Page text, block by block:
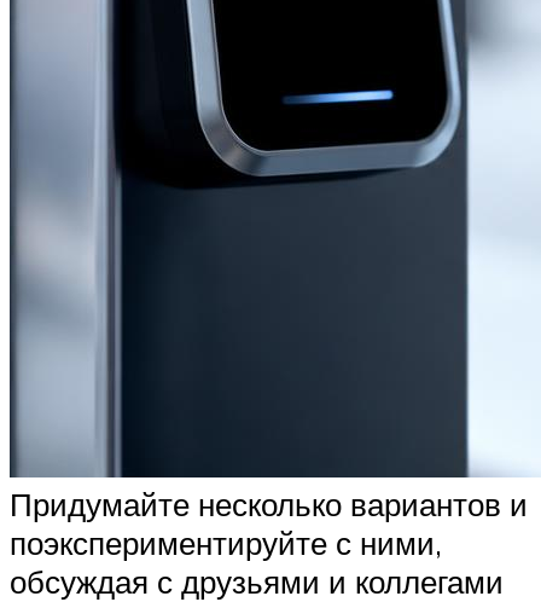
Придумайте несколько вариантов и
поэкспериментируйте с ними,
обсуждая с друзьями и коллегами